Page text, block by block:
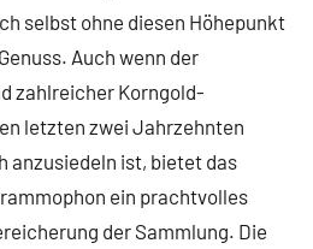
selbst ohne diesen Höhepunkt
Auch wenn der
zahlreicher Korngold-
letzten zwei Jahrzehnten
anzusiedeln ist, bietet das
ein prachtvolles
der Sammlung. Die